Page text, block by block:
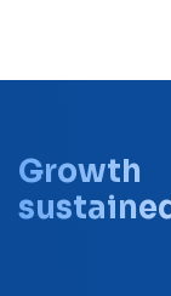
Growth